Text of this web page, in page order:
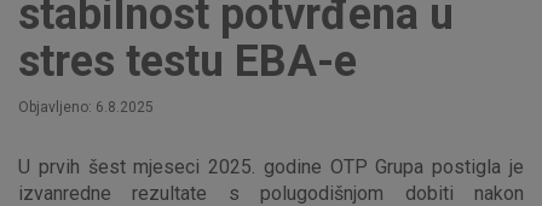
stabilnost potvrđena u
stres testu EBA-e
Objavljeno: 6.8.2025
U prvih šest mjeseci 2025. godine OTP Grupa postigla je
izvanredne rezultate s polugodišnjom dobiti nakon